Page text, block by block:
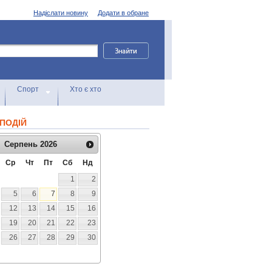
Додати в обране
Надіслати новину
Спорт Хто є хто
Серпень 2026
Ср Чт Пт Сб
Нд
1
2
5 6 7 8
9
12 13 14 15
16
19 20 21 22
23
26 27 28 29
30